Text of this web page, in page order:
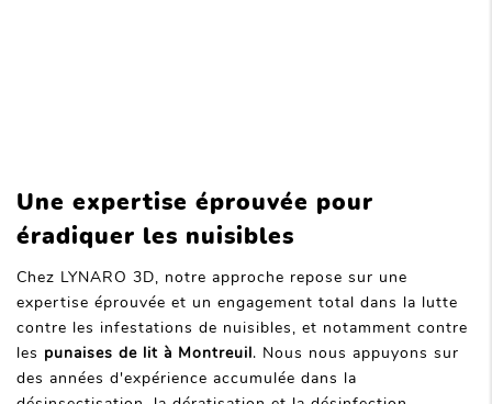
Une expertise éprouvée pour
éradiquer les nuisibles
Chez LYNARO 3D, notre approche repose sur une
expertise éprouvée et un engagement total dans la lutte
contre les infestations de nuisibles, et notamment contre
les punaises de lit à Montreuil. Nous nous appuyons sur
des années d'expérience accumulée dans la